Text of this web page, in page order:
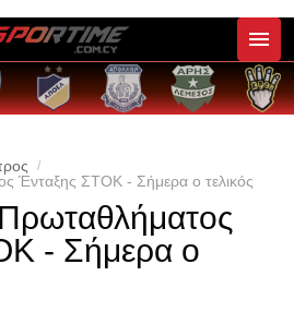
Ένταξης ΣΤΟΚ - Σήμερα ο τελικός
- Σήμερα ο